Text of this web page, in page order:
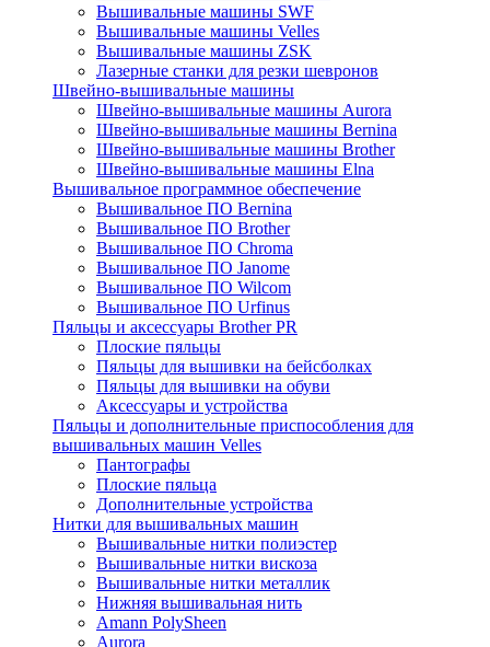
Вышивальные машины SWF
Вышивальные машины Velles
Вышивальные машины ZSK
Лазерные станки для резки шевронов
Швейно-вышивальные машины
Швейно-вышивальные машины Aurora
Швейно-вышивальные машины Bernina
Швейно-вышивальные машины Brother
Швейно-вышивальные машины Elna
Вышивальное программное обеспечение
Вышивальное ПО Bernina
Вышивальное ПО Brother
Вышивальное ПО Chroma
Вышивальное ПО Janome
Вышивальное ПО Wilcom
Вышивальное ПО Urfinus
Пяльцы и аксессуары Brother PR
Плоские пяльцы
Пяльцы для вышивки на бейсболках
Пяльцы для вышивки на обуви
Аксессуары и устройства
Пяльцы и дополнительные приспособления для
вышивальных машин Velles
Пантографы
Плоские пяльца
Дополнительные устройства
Нитки для вышивальных машин
Вышивальные нитки полиэстер
Вышивальные нитки вискоза
Вышивальные нитки металлик
Нижняя вышивальная нить
Amann PolySheen
Aurora